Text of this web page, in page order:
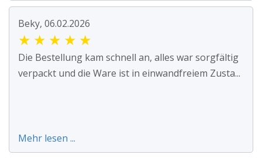
Beky, 06.02.2026
★ ★ ★ ★ ★
Die Bestellung kam schnell an, alles war sorgfältig
verpackt und die Ware ist in einwandfreiem Zusta...
Mehr lesen ...